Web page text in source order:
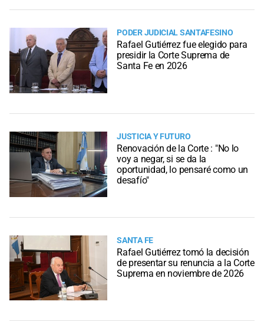
PODER JUDICIAL SANTAFESINO
Rafael Gutiérrez fue elegido para
presidir la Corte Suprema de
Santa Fe en 2026
JUSTICIA Y FUTURO
Renovación de la Corte : "No lo
voy a negar, si se da la
oportunidad, lo pensaré como un
desafío"
SANTA FE
Rafael Gutiérrez tomó la decisión
de presentar su renuncia a la Corte
Suprema en noviembre de 2026